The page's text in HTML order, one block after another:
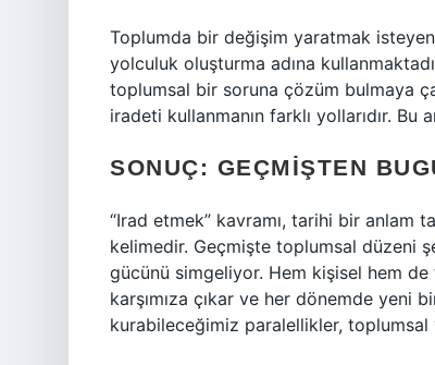
Toplumda bir değişim yaratmak
yolculuk oluşturma adına
toplumsal bir soruna çözüm bulmaya
iradeti kullanmanın farklı yollarıdır.
SONUÇ: GEÇMIŞTEN
“Irad etmek” kavramı, tarihi bir anlam
kelimedir. Geçmişte toplumsal düzeni
gücünü simgeliyor. Hem kişisel hem
karşımıza çıkar ve her dönemde yeni
kurabileceğimiz paralellikler, toplumsal